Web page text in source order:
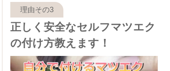
正しく安全なセルフマツエク
の付け方教えます！